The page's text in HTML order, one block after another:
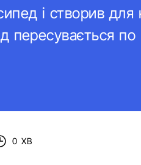
і створив для
пересувається по
0 ХВ